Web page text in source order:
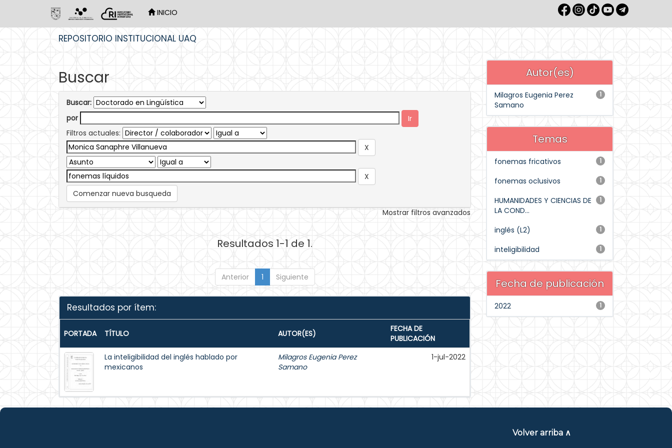
INICIO
REPOSITORIO INSTITUCIONAL UAQ
Buscar
Buscar:
por
Filtros actuales:
Comenzar nueva busqueda
Mostrar filtros avanzados
Resultados 1-1 de 1.
Anterior 1 Siguiente
Resultados por ítem:
PORTADA TÍTULO AUTOR(ES)
FECHA DE
PUBLICACIÓN
La inteligibilidad del inglés hablado por
mexicanos
Milagros Eugenia Perez
Samano
1-jul-2022
Autor(es)
1
Milagros Eugenia Perez
Samano
Temas
1
fonemas fricativos
1
fonemas oclusivos
1
HUMANIDADES Y CIENCIAS DE
LA COND...
1
inglés (L2)
1
inteligibilidad
Fecha de publicación
1
2022
Volver arriba ∧